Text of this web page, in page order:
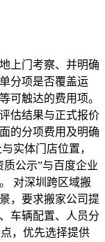
上门考察、并明确
分项是否覆盖运
可触达的费用项。
估结果与正式报价
的分项费用及明确
实体门店位置，
公示”与百度企业
对深圳跨区域搬
，要求搬家公司提
车辆配置、人员分
，优先选择提供